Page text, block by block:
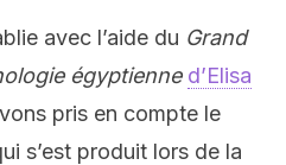
avec l’aide du Grand
égyptienne d’Elisa
pris en compte le
s’est produit lors de la